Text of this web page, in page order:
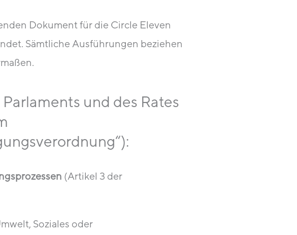
Dokument für die Circle Eleven
Sämtliche Ausführungen beziehen
und des Rates
(Artikel 3 der
Soziales oder